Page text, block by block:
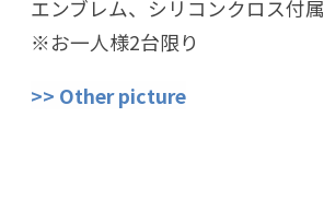
エンブレム、シリコンクロス付属
※お一人様2台限り
>> Other picture